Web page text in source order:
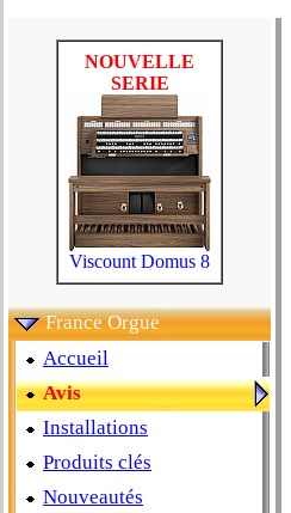
NOUVELLE
SERIE
Viscount Domus 8
France Orgue
Accueil
Avis
Installations
Produits clés
Nouveautés